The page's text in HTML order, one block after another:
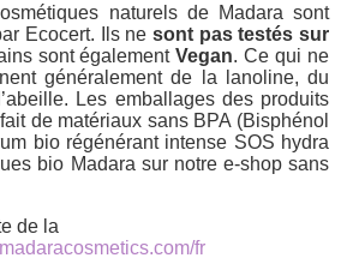
naturels de Madara sont
Ecocert. Ils ne sont pas testés sur
sont égalementVegan. Ce qui ne
généralement de la lanoline, du
Les emballages des produits
de matériaux sans BPA (Bisphénol
bio régénérant intense SOS hydra
bio Madara sur notre e-shop sans
de la
fr